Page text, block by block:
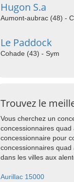
Hugon S.a
Aumont-aubrac (48) -
Le Paddock
Cohade (43) - Sym
Trouvez le
Vous cherchez un
concessionnaires
concessionnaire pour
concessionnaires
dans les villes aux
Aurillac 15000